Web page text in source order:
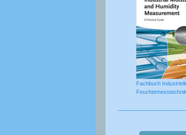
Fachbuch
Feuchtemesstechnik